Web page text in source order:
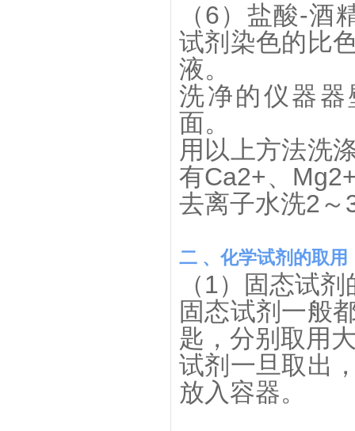
（6）盐酸-酒
试剂染色的比
液。
洗净的仪器
面。
用以上方法洗
有Ca2+、
去离子水洗2～
二 、化学试剂的取用
（1）固态试
固态试剂一般
匙，分别取用
试剂一旦取出
放入容器。